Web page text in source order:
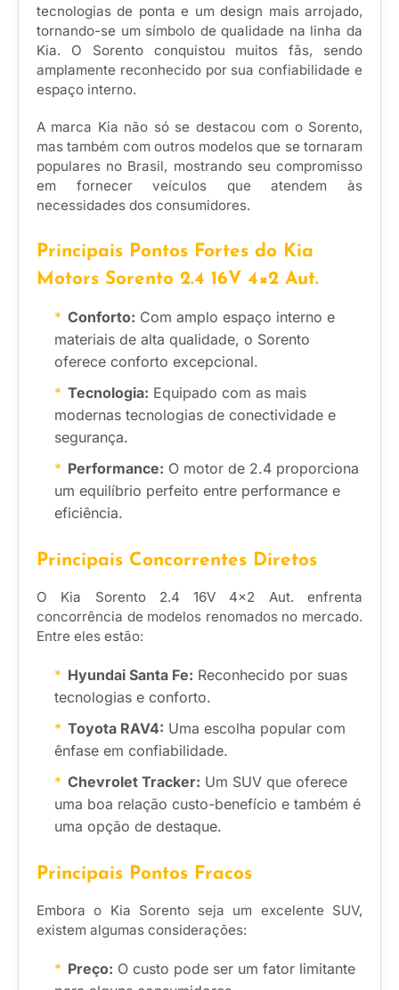
tecnologias de ponta e um design mais arrojado,
tornando-se um símbolo de qualidade na linha da
Kia. O Sorento conquistou muitos fãs, sendo
amplamente reconhecido por sua confiabilidade e
espaço interno.
A marca Kia não só se destacou com o Sorento,
mas também com outros modelos que se tornaram
populares no Brasil, mostrando seu compromisso
em fornecer veículos que atendem às
necessidades dos consumidores.
Principais Pontos Fortes do Kia
Motors Sorento 2.4 16V 4×2 Aut.
Conforto: Com amplo espaço interno e
materiais de alta qualidade, o Sorento
oferece conforto excepcional.
Tecnologia: Equipado com as mais
modernas tecnologias de conectividade e
segurança.
Performance: O motor de 2.4 proporciona
um equilíbrio perfeito entre performance e
eficiência.
Principais Concorrentes Diretos
O Kia Sorento 2.4 16V 4×2 Aut. enfrenta
concorrência de modelos renomados no mercado.
Entre eles estão:
Hyundai Santa Fe: Reconhecido por suas
tecnologias e conforto.
Toyota RAV4: Uma escolha popular com
ênfase em confiabilidade.
Chevrolet Tracker: Um SUV que oferece
uma boa relação custo-benefício e também é
uma opção de destaque.
Principais Pontos Fracos
Embora o Kia Sorento seja um excelente SUV,
existem algumas considerações:
Preço: O custo pode ser um fator limitante